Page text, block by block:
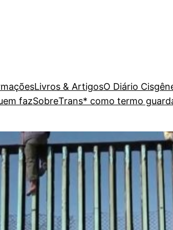
Livros & ArtigosO Diário
fazSobreTrans* como termo